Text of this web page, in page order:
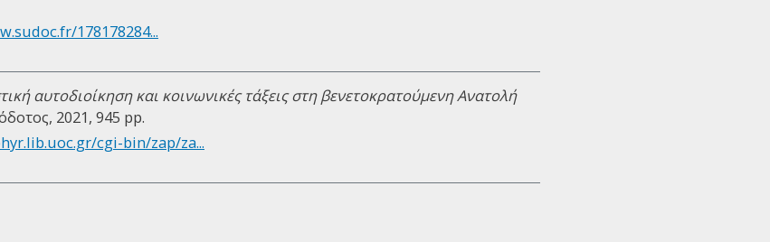
178178284...
αυτοδιοίκηση και κοινωνικές τάξεις στη βενετοκρατούμενη Ανατολή
2021, 945 pp.
cgi-bin/zap/za...